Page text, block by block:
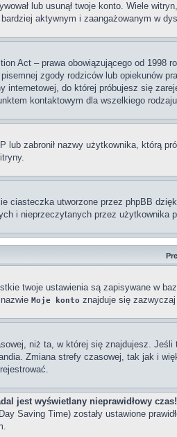
lub usunął twoje konto. Wiele
aktywnym i zaangażowanym w
Act – prawa obowiązującego od 1998
zgody rodziców lub opiekunów
internetowej, do której próbujesz się
kontaktowym dla wszelkiego
lub zabronił nazwy użytkownika, którą
ciasteczka utworzone przez phpBB
i nieprzeczytanych przez
twoje ustawienia są zapisywane w
Moje konto znajduje się
niż ta, w której się znajdujesz.
Zmiana strefy czasowej, tak jak i
jest wyświetlany nieprawidłowy czas!
Saving Time) zostały ustawione